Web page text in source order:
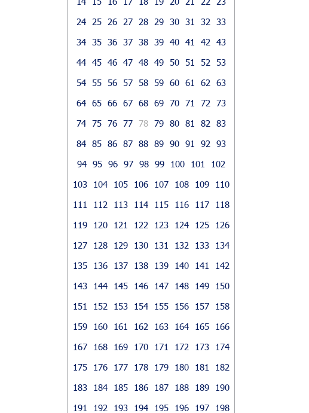
24
25 26 27 28 29 30 31 32
33
34 35 36 37 38 39 40 41 42
43
44 45 46 47 48 49 50 51 52
53
54 55 56 57 58 59 60 61 62
63
64 65 66 67 68 69 70 71 72
73
74 75 76 77 78 79 80 81 82
83
84 85 86 87 88 89 90 91 92
93
94 95 96 97 98 99 100 101
102
103
104 105 106 107 108 109
110
111
112 113 114 115 116 117
118
119
120 121 122 123 124 125
126
127
128 129 130 131 132 133
134
135
136 137 138 139 140 141
142
143
144 145 146 147 148 149
150
151
152 153 154 155 156 157
158
159
160 161 162 163 164 165
166
167
168 169 170 171 172 173
174
175
176 177 178 179 180 181
182
183
184 185 186 187 188 189
190
191
192 193 194 195 196 197
198